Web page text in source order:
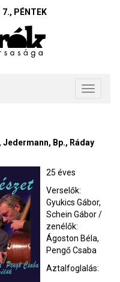
PÉNTEK
Toggle
Bp., Ráday
25 éves
Verselők:
Gyukics Gábor,
Schein Gábor /
zenélők:
Ágoston Béla,
Pengő Csaba
Aztalfoglalás: